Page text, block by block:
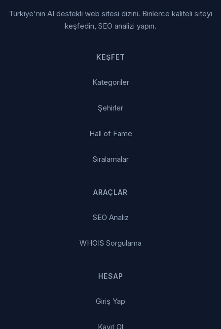
Türkiye'nin AI destekli web sitesi dizini. Binlerce kaliteli siteyi
keşfedin, SEO analizi yapın.
KEŞFET
Kategoriler
Şehirler
Hall of Fame
Sıralamalar
ARAÇLAR
SEO Analiz
WHOIS Sorgulama
HESAP
Giriş Yap
Kayıt Ol